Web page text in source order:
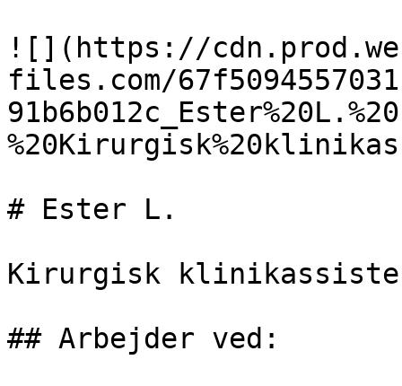
![](https://
files.com/
# Ester L.
Kirurgisk
## Arbejder ved: